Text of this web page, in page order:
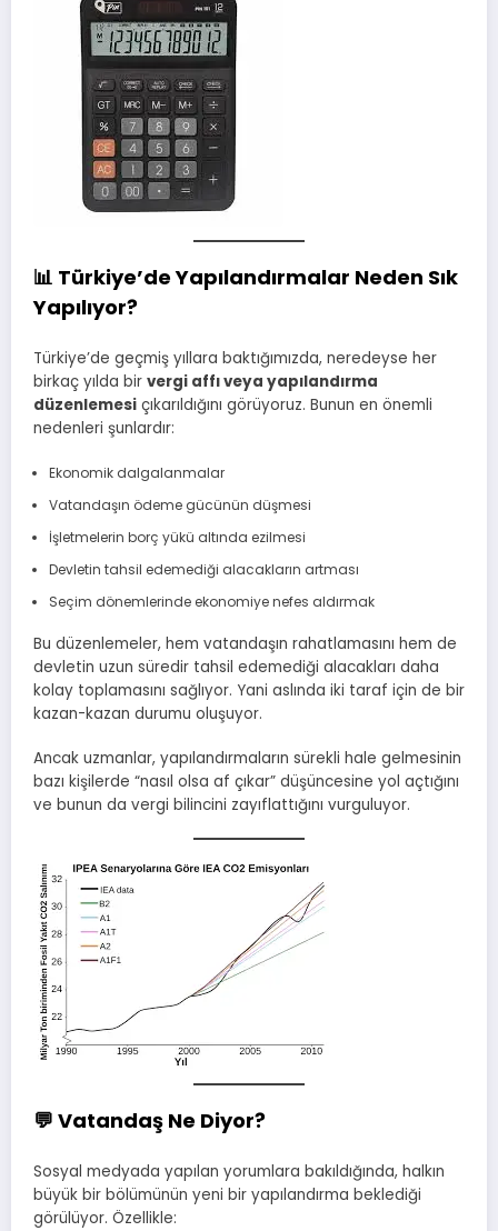
📊 Türkiye’de Yapılandırmalar Neden Sık
Yapılıyor?
Türkiye’de geçmiş yıllara baktığımızda, neredeyse her
birkaç yılda bir vergi affı veya yapılandırma
düzenlemesi çıkarıldığını görüyoruz. Bunun en önemli
nedenleri şunlardır:
Ekonomik dalgalanmalar
Vatandaşın ödeme gücünün düşmesi
İşletmelerin borç yükü altında ezilmesi
Devletin tahsil edemediği alacakların artması
Seçim dönemlerinde ekonomiye nefes aldırmak
Bu düzenlemeler, hem vatandaşın rahatlamasını hem de
devletin uzun süredir tahsil edemediği alacakları daha
kolay toplamasını sağlıyor. Yani aslında iki taraf için de bir
kazan-kazan durumu oluşuyor.
Ancak uzmanlar, yapılandırmaların sürekli hale gelmesinin
bazı kişilerde “nasıl olsa af çıkar” düşüncesine yol açtığını
ve bunun da vergi bilincini zayıflattığını vurguluyor.
💬 Vatandaş Ne Diyor?
Sosyal medyada yapılan yorumlara bakıldığında, halkın
büyük bir bölümünün yeni bir yapılandırma beklediği
görülüyor. Özellikle: